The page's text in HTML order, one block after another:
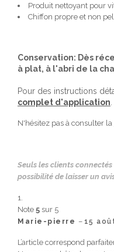
Produit nettoyant pour
Chiffon propre et non
Conservation: Dès
à plat, à l'abri de la
Pour des instructions
complet d'application
N'hésitez pas à consulter la
Seuls les clients
possibilité de laisser un
Note 5 sur 5
Marie-pierre – 15
L’article correspond